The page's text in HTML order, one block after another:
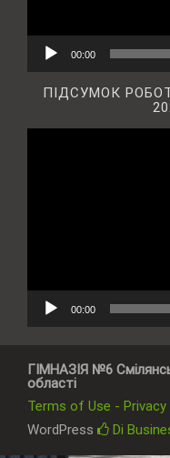
00:00
ПІДСУМОК
00:00
ГІМНАЗІЯ №6
області
Terms of Use - Privacy
WordPress
Di